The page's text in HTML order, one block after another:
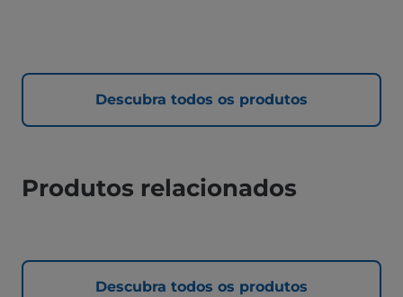
Descubra todos os produtos
Produtos relacionados
Descubra todos os produtos